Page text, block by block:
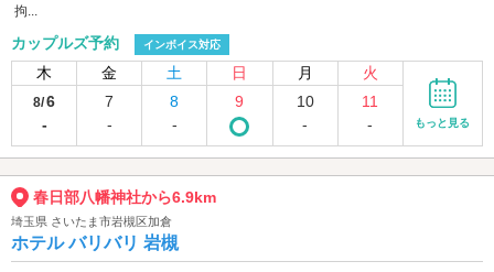
拘...
カップルズ予約 インボイス対応
木 金 土 日 月 火
8/6
-
7
-
8
-
9
10
-
11
-
もっと見る
春日部八幡神社から6.9km
埼玉県 さいたま市岩槻区加倉
ホテル バリバリ 岩槻